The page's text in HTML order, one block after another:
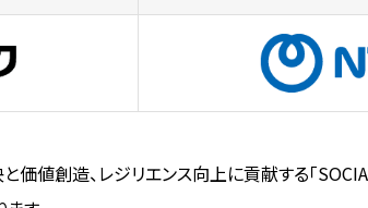
値創造、レジリエンス向上に貢献する「